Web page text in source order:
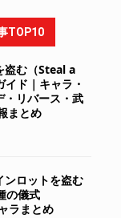
TOP10
盗む（Steal a
ド｜キャラ・
・リバース・武
まとめ
ンロットを盗む
の儀式
ラまとめ